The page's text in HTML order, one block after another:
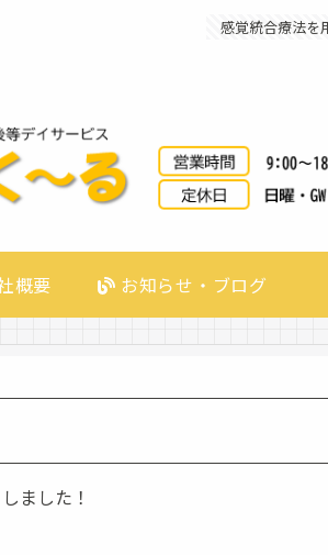
感覚統合療法を
概要 お知らせ・ブログ
ました！